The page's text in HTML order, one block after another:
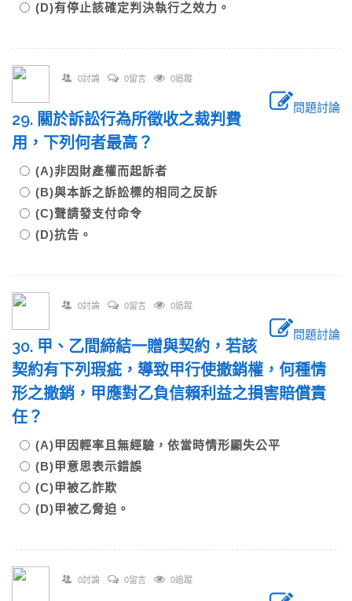
(D)有停止該確定判決執行之效力。
0討論 0留言 0追蹤
問題討論
29. 關於訴訟行為所徵收之裁判費
用，下列何者最高？
(A)非因財產權而起訴者
(B)與本訴之訴訟標的相同之反訴
(C)聲請發支付命令
(D)抗告。
0討論 0留言 0追蹤
問題討論
30. 甲、乙間締結一贈與契約，若該
契約有下列瑕疵，導致甲行使撤銷權，何種情
形之撤銷，甲應對乙負信賴利益之損害賠償責
任？
(A)甲因輕率且無經驗，依當時情形顯失公平
(B)甲意思表示錯誤
(C)甲被乙詐欺
(D)甲被乙脅迫。
0討論 0留言 0追蹤